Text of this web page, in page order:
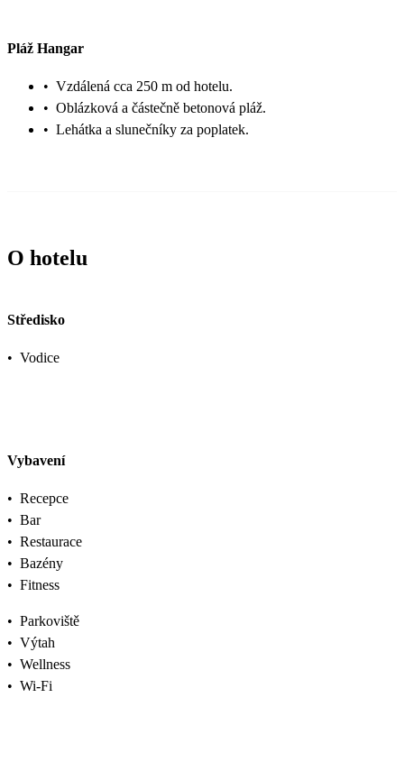
Pláž Hangar
• Vzdálená cca 250 m od hotelu.
• Oblázková a částečně betonová pláž.
• Lehátka a slunečníky za poplatek.
O hotelu
Středisko
• Vodice
Vybavení
• Recepce
• Bar
• Restaurace
• Bazény
• Fitness
• Parkoviště
• Výtah
• Wellness
• Wi-Fi